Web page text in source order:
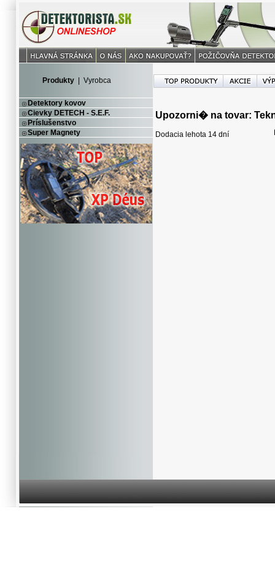
Produkty Vyrobca
Detektory kovov
Cievky DETECH - S.E.F.
Príslušenstvo
Super Magnety
Upozorni� na tovar:
Dodacia lehota 14 dní